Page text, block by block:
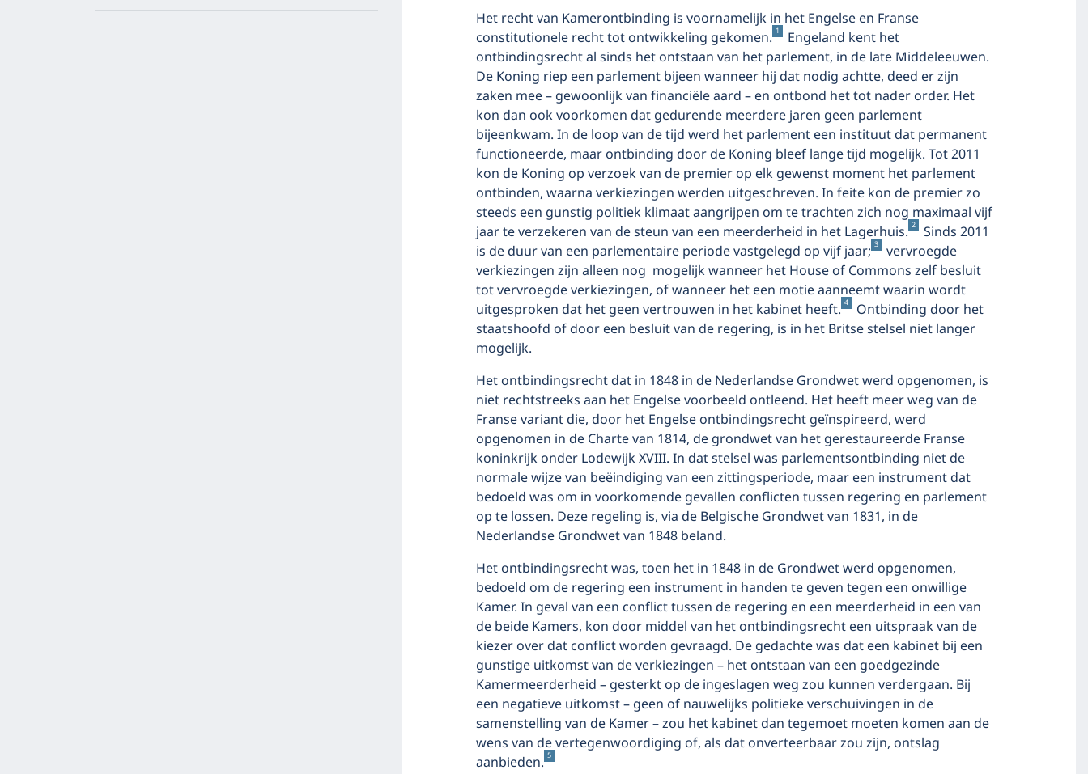
Het recht van Kamerontbinding is voornamelijk in het Engelse en Franse
constitutionele recht tot ontwikkeling gekomen. 1
Engeland kent het
ontbindingsrecht al sinds het ontstaan van het parlement, in de late Middeleeuwen.
De Koning riep een parlement bijeen wanneer hij dat nodig achtte, deed er zijn
zaken mee – gewoonlijk van financiële aard – en ontbond het tot nader order. Het
kon dan ook voorkomen dat gedurende meerdere jaren geen parlement
bijeenkwam. In de loop van de tijd werd het parlement een instituut dat permanent
functioneerde, maar ontbinding door de Koning bleef lange tijd mogelijk. Tot 2011
kon de Koning op verzoek van de premier op elk gewenst moment het parlement
ontbinden, waarna verkiezingen werden uitgeschreven. In feite kon de premier zo
steeds een gunstig politiek klimaat aangrijpen om te trachten zich nog maximaal vijf
jaar te verzekeren van de steun van een meerderheid in het Lagerhuis. 2
Sinds 2011
is de duur van een parlementaire periode vastgelegd op vijf jaar; 3
vervroegde
verkiezingen zijn alleen nog mogelijk wanneer het House of Commons zelf besluit
tot vervroegde verkiezingen, of wanneer het een motie aanneemt waarin wordt
uitgesproken dat het geen vertrouwen in het kabinet heeft. 4
Ontbinding door het
staatshoofd of door een besluit van de regering, is in het Britse stelsel niet langer
mogelijk.
Het ontbindingsrecht dat in 1848 in de Nederlandse Grondwet werd opgenomen, is
niet rechtstreeks aan het Engelse voorbeeld ontleend. Het heeft meer weg van de
Franse variant die, door het Engelse ontbindingsrecht geïnspireerd, werd
opgenomen in de Charte van 1814, de grondwet van het gerestaureerde Franse
koninkrijk onder Lodewijk XVIII. In dat stelsel was parlementsontbinding niet de
normale wijze van beëindiging van een zittingsperiode, maar een instrument dat
bedoeld was om in voorkomende gevallen conflicten tussen regering en parlement
op te lossen. Deze regeling is, via de Belgische Grondwet van 1831, in de
Nederlandse Grondwet van 1848 beland.
Het ontbindingsrecht was, toen het in 1848 in de Grondwet werd opgenomen,
bedoeld om de regering een instrument in handen te geven tegen een onwillige
Kamer. In geval van een conflict tussen de regering en een meerderheid in een van
de beide Kamers, kon door middel van het ontbindingsrecht een uitspraak van de
kiezer over dat conflict worden gevraagd. De gedachte was dat een kabinet bij een
gunstige uitkomst van de verkiezingen – het ontstaan van een goedgezinde
Kamermeerderheid – gesterkt op de ingeslagen weg zou kunnen verdergaan. Bij
een negatieve uitkomst – geen of nauwelijks politieke verschuivingen in de
samenstelling van de Kamer – zou het kabinet dan tegemoet moeten komen aan de
wens van de vertegenwoordiging of, als dat onverteerbaar zou zijn, ontslag
aanbieden. 5